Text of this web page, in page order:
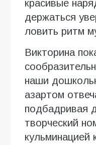
красивые
держаться
ловить ритм
Викторина
наши
азартом
подбадривая
творческий
кульминацией